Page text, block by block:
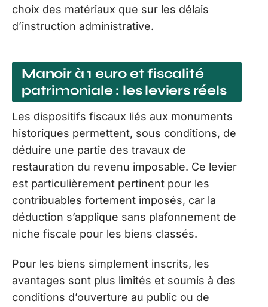
choix des matériaux que sur les délais
d’instruction administrative.
Manoir à 1 euro et fiscalité
patrimoniale : les leviers réels
Les dispositifs fiscaux liés aux monuments
historiques permettent, sous conditions, de
déduire une partie des travaux de
restauration du revenu imposable. Ce levier
est particulièrement pertinent pour les
contribuables fortement imposés, car la
déduction s’applique sans plafonnement de
niche fiscale pour les biens classés.
Pour les biens simplement inscrits, les
avantages sont plus limités et soumis à des
conditions d’ouverture au public ou de